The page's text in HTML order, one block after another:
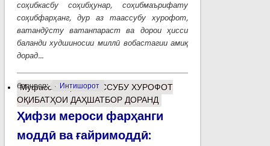
соҳибкасбу соҳибҳунар, соҳибмаърифату
соҳибфарҳанг, дур аз таассубу хурофот,
ватандӯсту ватанпараст ва дорои ҳисси
баланди худшиносии миллӣ вобастагии амиқ
дорад...
барчасп: Интишорот
Муфассалтаро ТААССУБУ ХУРОФОТ
ОҚИБАТҲОИ ДАҲШАТБОР ДОРАНД
Ҳифзи мероси фарҳанги
моддӣ ва ғайримоддӣ: